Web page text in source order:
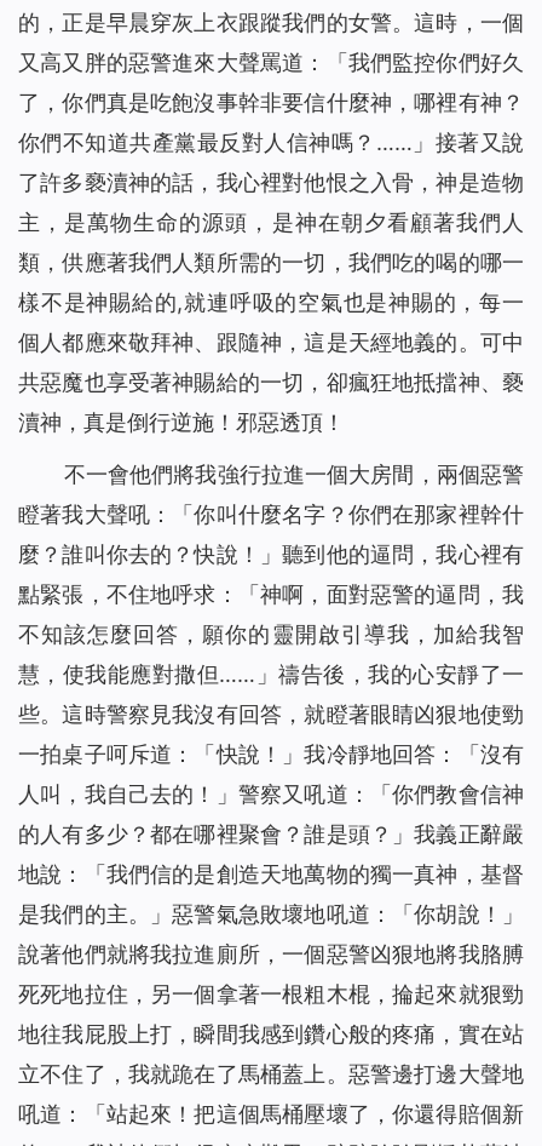
的，正是早晨穿灰上衣跟蹤我們的女警。這時，一個
又高又胖的惡警進來大聲罵道：「我們監控你們好久
了，你們真是吃飽沒事幹非要信什麼神，哪裡有神？
你們不知道共產黨最反對人信神嗎？……」接著又說
了許多褻瀆神的話，我心裡對他恨之入骨，神是造物
主，是萬物生命的源頭，是神在朝夕看顧著我們人
類，供應著我們人類所需的一切，我們吃的喝的哪一
樣不是神賜給的,就連呼吸的空氣也是神賜的，每一
個人都應來敬拜神、跟隨神，這是天經地義的。可中
共惡魔也享受著神賜給的一切，卻瘋狂地抵擋神、褻
瀆神，真是倒行逆施！邪惡透頂！
不一會他們將我強行拉進一個大房間，兩個惡警
瞪著我大聲吼：「你叫什麼名字？你們在那家裡幹什
麼？誰叫你去的？快說！」聽到他的逼問，我心裡有
點緊張，不住地呼求：「神啊，面對惡警的逼問，我
不知該怎麼回答，願你的靈開啟引導我，加給我智
慧，使我能應對撒但……」禱告後，我的心安靜了一
些。這時警察見我沒有回答，就瞪著眼睛凶狠地使勁
一拍桌子呵斥道：「快說！」我冷靜地回答：「沒有
人叫，我自己去的！」警察又吼道：「你們教會信神
的人有多少？都在哪裡聚會？誰是頭？」我義正辭嚴
地說：「我們信的是創造天地萬物的獨一真神，基督
是我們的主。」惡警氣急敗壞地吼道：「你胡說！」
說著他們就將我拉進廁所，一個惡警凶狠地將我胳膊
死死地拉住，另一個拿著一根粗木棍，掄起來就狠勁
地往我屁股上打，瞬間我感到鑽心般的疼痛，實在站
立不住了，我就跪在了馬桶蓋上。惡警邊打邊大聲地
吼道：「站起來！把這個馬桶壓壞了，你還得賠個新